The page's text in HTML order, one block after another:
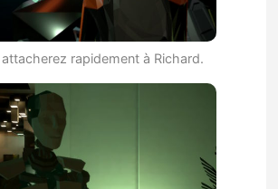
rapidement à Richard.